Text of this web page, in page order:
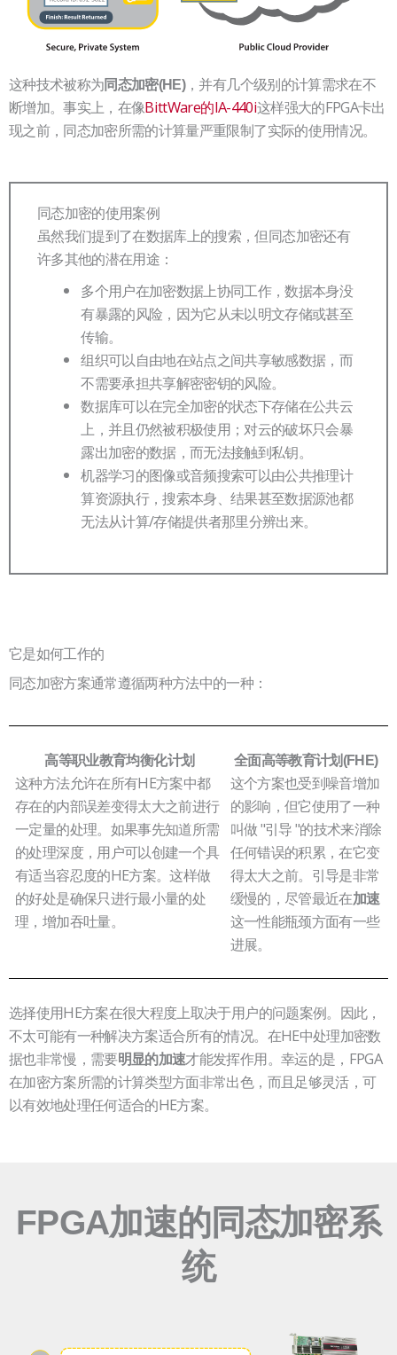
这种技术被称为同态加密(HE)，并有几个级别的计算需求在不
断增加。事实上，在像BittWare的IA-440i这样强大的FPGA卡出
现之前，同态加密所需的计算量严重限制了实际的使用情况。
同态加密的使用案例
虽然我们提到了在数据库上的搜索，但同态加密还有
许多其他的潜在用途：
多个用户在加密数据上协同工作，数据本身没
有暴露的风险，因为它从未以明文存储或甚至
传输。
组织可以自由地在站点之间共享敏感数据，而
不需要承担共享解密密钥的风险。
数据库可以在完全加密的状态下存储在公共云
上，并且仍然被积极使用；对云的破坏只会暴
露出加密的数据，而无法接触到私钥。
机器学习的图像或音频搜索可以由公共推理计
算资源执行，搜索本身、结果甚至数据源池都
无法从计算/存储提供者那里分辨出来。
它是如何工作的
同态加密方案通常遵循两种方法中的一种：
高等职业教育均衡化计划
这种方法允许在所有HE方案中都
存在的内部误差变得太大之前进行
一定量的处理。如果事先知道所需
的处理深度，用户可以创建一个具
有适当容忍度的HE方案。这样做
的好处是确保只进行最小量的处
理，增加吞吐量。
全面高等教育计划(FHE)
这个方案也受到噪音增加
的影响，但它使用了一种
叫做 "引导 "的技术来消除
任何错误的积累，在它变
得太大之前。引导是非常
缓慢的，尽管最近在加速
这一性能瓶颈方面有一些
进展。
选择使用HE方案在很大程度上取决于用户的问题案例。因此，
不太可能有一种解决方案适合所有的情况。在HE中处理加密数
据也非常慢，需要明显的加速才能发挥作用。幸运的是，FPGA
在加密方案所需的计算类型方面非常出色，而且足够灵活，可
以有效地处理任何适合的HE方案。
FPGA加速的同态加密系
统